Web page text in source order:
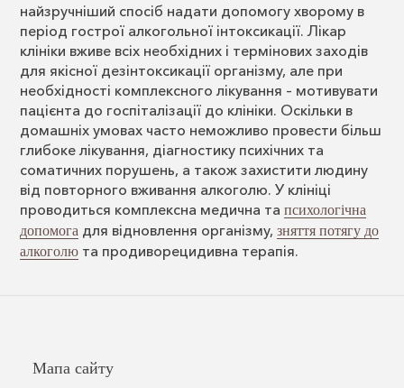
найзручніший спосіб надати допомогу хворому в
період гострої алкогольної інтоксикації. Лікар
клініки вживе всіх необхідних і термінових заходів
для якісної дезінтоксикації організму, але при
необхідності комплексного лікування – мотивувати
пацієнта до госпіталізації до клініки. Оскільки в
домашніх умовах часто неможливо провести більш
глибоке лікування, діагностику психічних та
соматичних порушень, а також захистити людину
від повторного вживання алкоголю. У клініці
проводиться комплексна медична та психологічна
допомога для відновлення організму, зняття потягу до
алкоголю та продиворецидивна терапія.
Мапа сайту